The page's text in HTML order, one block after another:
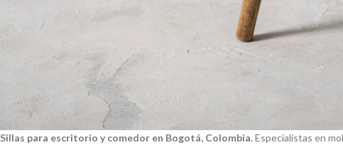
Sillas para escritorio y comedor en Bogotá, Colombia.Especialistas en